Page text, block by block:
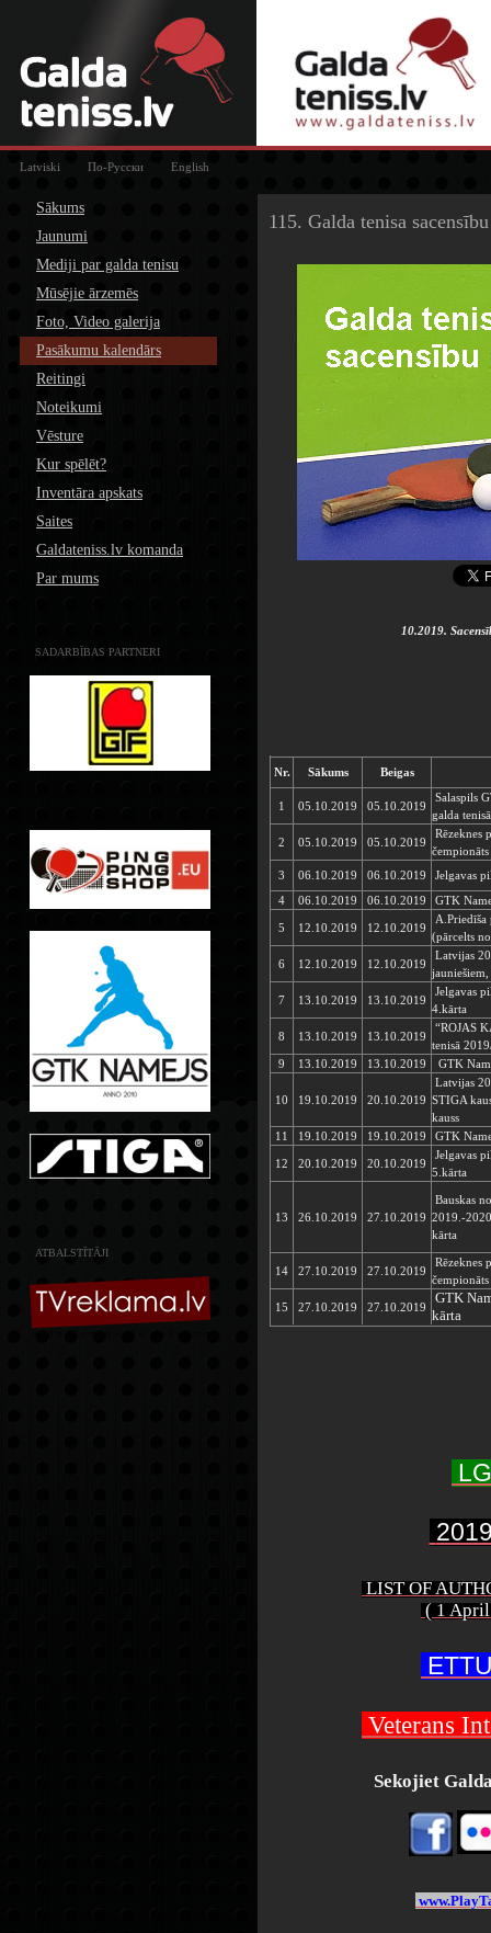
Latviski По-Русски English
Sākums
Jaunumi
Mediji par galda tenisu
Mūsējie ārzemēs
Foto, Video galerija
Pasākumu kalendārs
Reitingi
Noteikumi
Vēsture
Kur spēlēt?
Inventāra apskats
Saites
Galdateniss.lv komanda
Par mums
SADARBĪBAS PARTNERI
ATBALSTĪTĀJI
115. Galda tenisa
10.2019.
Nr. Sākums Beigas
1 05.10.2019 05.10.2019
Salaspils
galda
2 05.10.2019 05.10.2019
Rēzeknes
3
06.10.2019 06.10.2019
Jelgavas
4
06.10.2019 06.10.2019 GTK
5 12.10.2019 12.10.2019
A.Priedīša
(pārcelts
6 12.10.2019 12.10.2019
Latvijas
7 13.10.2019 13.10.2019
Jelgavas
4.kārta
8 13.10.2019 13.10.2019
“ROJAS
tenisā
9
13.10.2019 13.10.2019 GTK
10 19.10.2019 20.10.2019
Latvijas
STIGA
kauss
11
19.10.2019 19.10.2019 GTK
12 20.10.2019 20.10.2019
Jelgavas
5.kārta
13 26.10.2019 27.10.2019
Bauskas
2019.-
kārta
14 27.10.2019 27.10.2019
Rēzeknes
15 27.10.2019 27.10.2019
GTK
kārta
LIST OF
( 1 April
Veterans
Sekojiet